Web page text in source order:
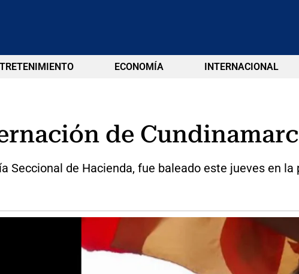
ECONOMÍA INTERNACIONAL
de
Seccional de Hacienda, fue baleado este jueves en